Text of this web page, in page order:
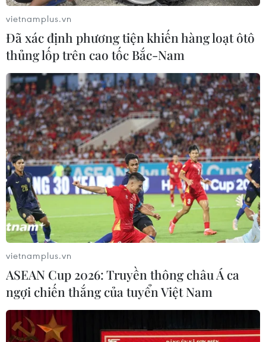
TIN CÙNG CHUYÊN MỤC
vietnamplus.vn
Đã xác định phương tiện khiến hàng loạt ôtô
thủng lốp trên cao tốc Bắc-Nam
vietnamplus.vn
ASEAN Cup 2026: Truyền thông châu Á ca
ngợi chiến thắng của tuyển Việt Nam